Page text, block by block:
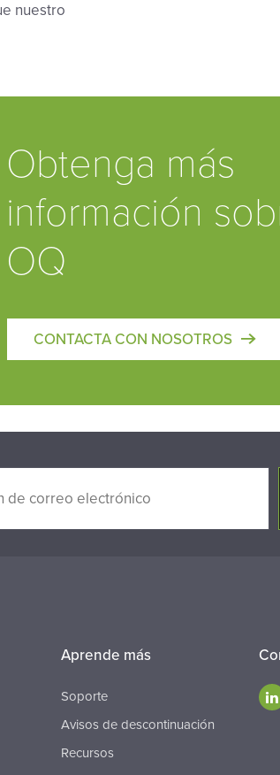
nuestro
Obtenga más
información
OQ
CONTACTA CON NOSOTROS
Aprende más
Soporte
Avisos de descontinuación
Recursos